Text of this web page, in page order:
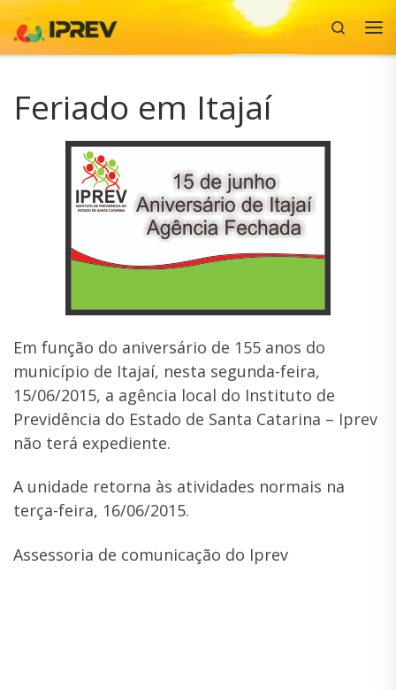
Skip to content
Search
Feriado em Itajaí
Em função do aniversário de 155 anos do
município de Itajaí, nesta segunda-feira,
15/06/2015, a agência local do Instituto de
Previdência do Estado de Santa Catarina – Iprev
não terá expediente.
A unidade retorna às atividades normais na
terça-feira, 16/06/2015.
Assessoria de comunicação do Iprev